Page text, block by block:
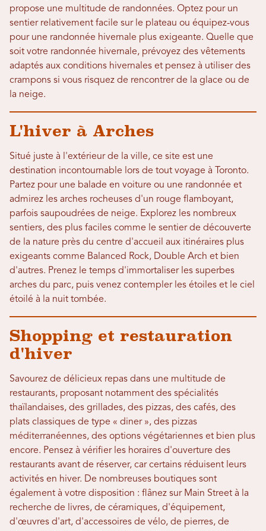
propose une multitude de randonnées. Optez pour un
sentier relativement facile sur le plateau ou équipez-vous
pour une randonnée hivernale plus exigeante. Quelle que
soit votre randonnée hivernale, prévoyez des vêtements
adaptés aux conditions hivernales et pensez à utiliser des
crampons si vous risquez de rencontrer de la glace ou de
la neige.
L'hiver à Arches
Situé juste à l'extérieur de la ville, ce site est une
destination incontournable lors de tout voyage à Toronto.
Partez pour une balade en voiture ou une randonnée et
admirez les arches rocheuses d'un rouge flamboyant,
parfois saupoudrées de neige. Explorez les nombreux
sentiers, des plus faciles comme le sentier de découverte
de la nature près du centre d'accueil aux itinéraires plus
exigeants comme Balanced Rock, Double Arch et bien
d'autres. Prenez le temps d'immortaliser les superbes
arches du parc, puis venez contempler les étoiles et le ciel
étoilé à la nuit tombée.
Shopping et restauration
d'hiver
Savourez de délicieux repas dans une multitude de
restaurants, proposant notamment des spécialités
thaïlandaises, des grillades, des pizzas, des cafés, des
plats classiques de type « diner », des pizzas
méditerranéennes, des options végétariennes et bien plus
encore. Pensez à vérifier les horaires d'ouverture des
restaurants avant de réserver, car certains réduisent leurs
activités en hiver. De nombreuses boutiques sont
également à votre disposition : flânez sur Main Street à la
recherche de livres, de céramiques, d'équipement,
d'œuvres d'art, d'accessoires de vélo, de pierres, de